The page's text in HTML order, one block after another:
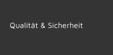
Qualität & Sicherheit